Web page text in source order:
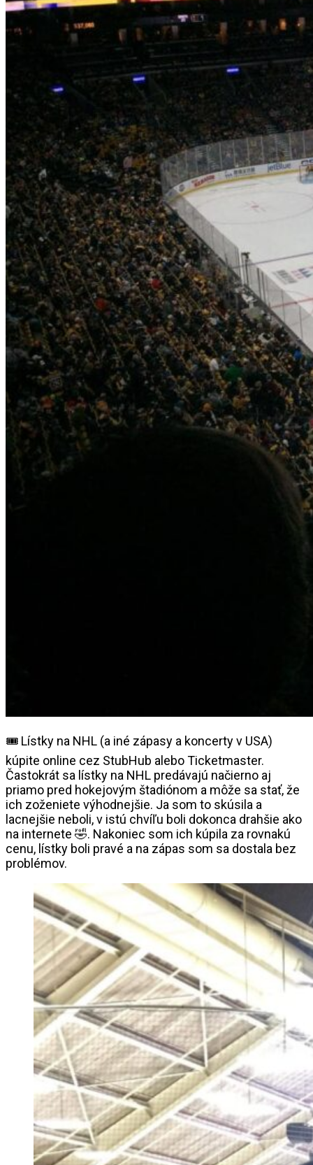
🎟️ Lístky na NHL (a iné zápasy a koncerty v USA)
kúpite online cez StubHub alebo Ticketmaster.
Častokrát sa lístky na NHL predávajú načierno aj
priamo pred hokejovým štadiónom a môže sa stať, že
ich zoženiete výhodnejšie. Ja som to skúsila a
lacnejšie neboli, v istú chvíľu boli dokonca drahšie ako
na internete 🤣. Nakoniec som ich kúpila za rovnakú
cenu, lístky boli pravé a na zápas som sa dostala bez
problémov.